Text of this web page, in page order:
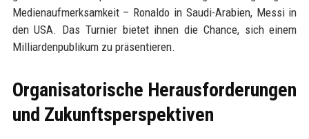
Medienaufmerksamkeit – Ronaldo in Saudi-Arabien, Messi in
den USA. Das Turnier bietet ihnen die Chance, sich einem
Milliardenpublikum zu präsentieren.
Organisatorische Herausforderungen
und Zukunftsperspektiven